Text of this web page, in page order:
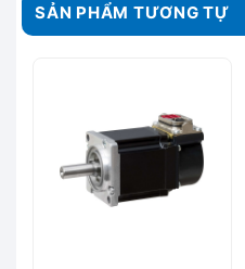
SẢN PHẨM TƯƠNG TỰ